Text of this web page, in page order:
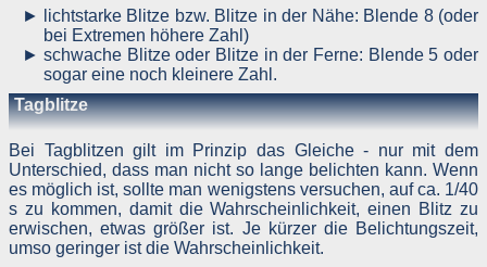
Die Erklärung basiert auf den Mustern von datenschutz.org.
lichtstarke Blitze bzw. Blitze in der Nähe: Blende 8 (oder
bei Extremen höhere Zahl)
schwache Blitze oder Blitze in der Ferne: Blende 5 oder
sogar eine noch kleinere Zahl.
Tagblitze
Bei Tagblitzen gilt im Prinzip das Gleiche - nur mit dem
Unterschied, dass man nicht so lange belichten kann. Wenn
es möglich ist, sollte man wenigstens versuchen, auf ca. 1/40
s zu kommen, damit die Wahrscheinlichkeit, einen Blitz zu
erwischen, etwas größer ist. Je kürzer die Belichtungszeit,
umso geringer ist die Wahrscheinlichkeit.